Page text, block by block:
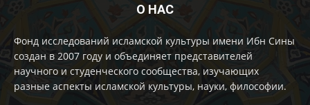
О НАС
Фонд исследований исламской культуры имени Ибн Сины
создан в 2007 году и объединяет представителей
научного и студенческого сообщества, изучающих
разные аспекты исламской культуры, науки, философии.